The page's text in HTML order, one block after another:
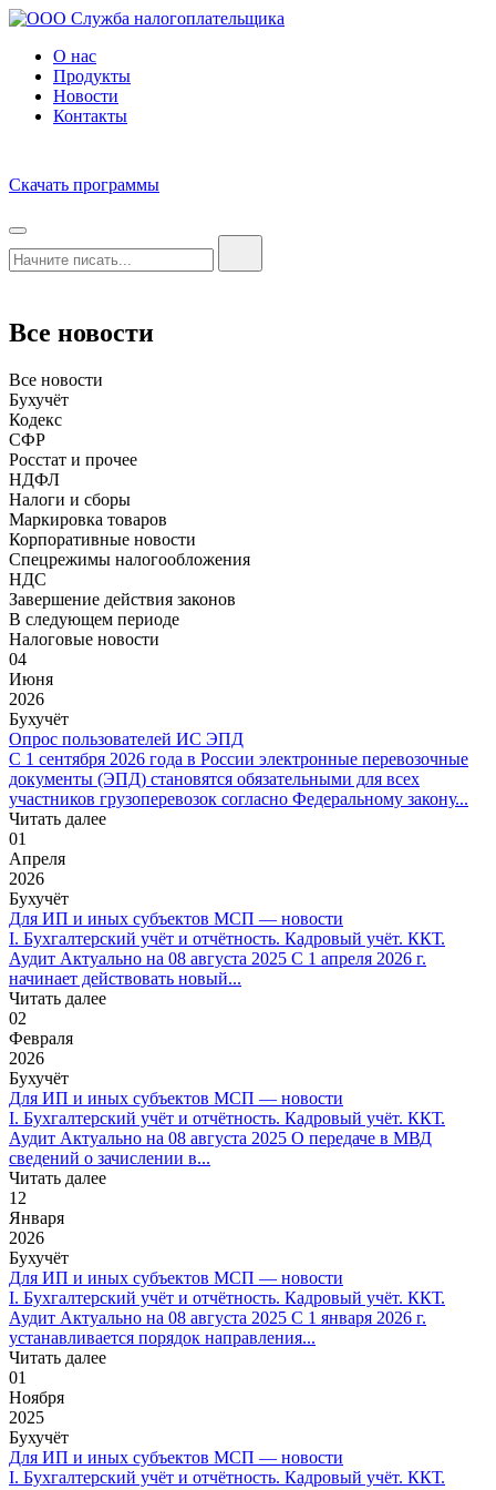
О нас
Продукты
Новости
Контакты
Скачать программы
Все новости
Все новости
Бухучёт
Кодекс
СФР
Росстат и прочее
НДФЛ
Налоги и сборы
Маркировка товаров
Корпоративные новости
Спецрежимы налогообложения
НДС
Завершение действия законов
В следующем периоде
Налоговые новости
04
Июня
2026
Бухучёт
Опрос пользователей ИС ЭПД
С 1 сентября 2026 года в России электронные перевозочные
документы (ЭПД) становятся обязательными для всех
участников грузоперевозок согласно Федеральному закону...
Читать далее
01
Апреля
2026
Бухучёт
Для ИП и иных субъектов МСП — новости
I. Бухгалтерский учёт и отчётность. Кадровый учёт. ККТ.
Аудит Актуально на 08 августа 2025 С 1 апреля 2026 г.
начинает действовать новый...
Читать далее
02
Февраля
2026
Бухучёт
Для ИП и иных субъектов МСП — новости
I. Бухгалтерский учёт и отчётность. Кадровый учёт. ККТ.
Аудит Актуально на 08 августа 2025 О передаче в МВД
сведений о зачислении в...
Читать далее
12
Января
2026
Бухучёт
Для ИП и иных субъектов МСП — новости
I. Бухгалтерский учёт и отчётность. Кадровый учёт. ККТ.
Аудит Актуально на 08 августа 2025 С 1 января 2026 г.
устанавливается порядок направления...
Читать далее
01
Ноября
2025
Бухучёт
Для ИП и иных субъектов МСП — новости
I. Бухгалтерский учёт и отчётность. Кадровый учёт. ККТ.